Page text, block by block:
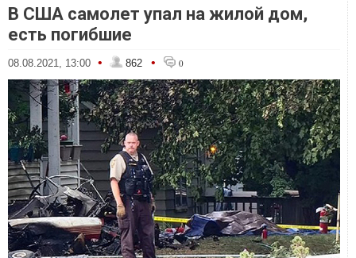
В США самолет упал на жилой дом,
есть погибшие
08.08.2021, 13:00 • 862 • 0